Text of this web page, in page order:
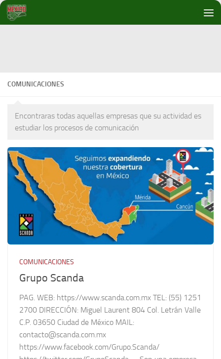
Debajo del contenido
COMUNICACIONES
Encontraras todas aquellas empresas que su actividad es
estudiar los procesos de comunicación
COMUNICACIONES
Grupo Scanda
PAG. WEB: https://www.scanda.com.mx TEL: (55) 1251
2700 DIRECCIÓN: Miguel Laurent 804 Col. Letrán Valle
C.P. 03650 Ciudad de México MAIL:
contacto@scanda.com.mx
https://www.facebook.com/Grupo.Scanda/